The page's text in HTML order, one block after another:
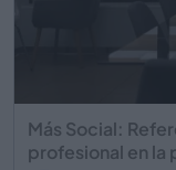
Más Social:
profesional en la